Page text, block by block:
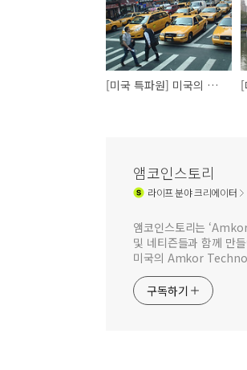
[미국 특파원] 미국의 택시
앰코인스토리
라이프분야 크리에이터
앰코인스토리는
및 네티즌들과 함께 만
미국의 Amkor
구독하기